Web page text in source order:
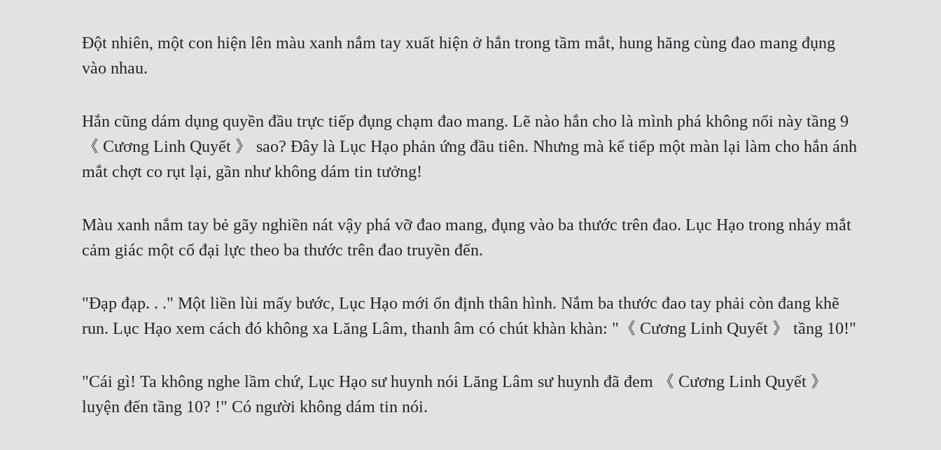
Đột nhiên, một con hiện lên màu xanh nắm tay xuất hiện ở hắn trong tầm mắt, hung hăng cùng đao mang đụng
vào nhau.
Hắn cũng dám dụng quyền đầu trực tiếp đụng chạm đao mang. Lẽ nào hắn cho là mình phá không nổi này tầng 9
《 Cương Linh Quyết 》 sao? Đây là Lục Hạo phản ứng đầu tiên. Nhưng mà kế tiếp một màn lại làm cho hắn ánh
mắt chợt co rụt lại, gần như không dám tin tưởng!
Màu xanh nắm tay bẻ gãy nghiền nát vậy phá vỡ đao mang, đụng vào ba thước trên đao. Lục Hạo trong nháy mắt
cảm giác một cổ đại lực theo ba thước trên đao truyền đến.
"Đạp đạp. . ." Một liền lùi mấy bước, Lục Hạo mới ổn định thân hình. Nắm ba thước đao tay phải còn đang khẽ
run. Lục Hạo xem cách đó không xa Lăng Lâm, thanh âm có chút khàn khàn: "《 Cương Linh Quyết 》 tầng 10!"
"Cái gì! Ta không nghe lầm chứ, Lục Hạo sư huynh nói Lăng Lâm sư huynh đã đem 《 Cương Linh Quyết 》
luyện đến tầng 10? !" Có người không dám tin nói.